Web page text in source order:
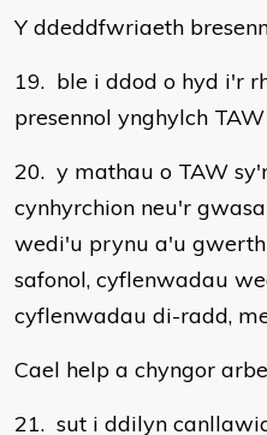
Y ddeddfwriaeth
19. ble i ddod o hyd i'r
presennol ynghylch
20. y mathau o TAW
cynhyrchion neu'r
wedi'u prynu a'u
safonol, cyflenwadau
cyflenwadau di-radd,
Cael help a chyngor
21. sut i ddilyn